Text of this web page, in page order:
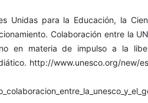
Unidas para la Educación, la
Colaboración entre la
en materia de impulso a la
http://www.unesco.org/new/